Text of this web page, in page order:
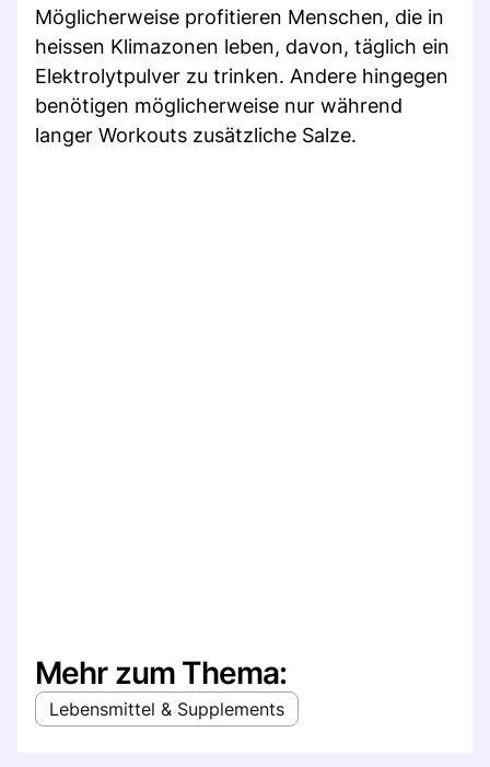
Möglicherweise profitieren Menschen, die in
heissen Klimazonen leben, davon, täglich ein
Elektrolytpulver zu trinken. Andere hingegen
benötigen möglicherweise nur während
langer Workouts zusätzliche Salze.
Mehr zum Thema:
Lebensmittel & Supplements